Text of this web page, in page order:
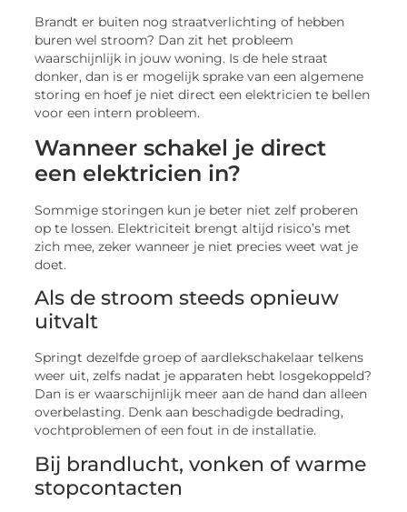
Brandt er buiten nog straatverlichting of hebben
buren wel stroom? Dan zit het probleem
waarschijnlijk in jouw woning. Is de hele straat
donker, dan is er mogelijk sprake van een algemene
storing en hoef je niet direct een elektricien te bellen
voor een intern probleem.
Wanneer schakel je direct
een elektricien in?
Sommige storingen kun je beter niet zelf proberen
op te lossen. Elektriciteit brengt altijd risico’s met
zich mee, zeker wanneer je niet precies weet wat je
doet.
Als de stroom steeds opnieuw
uitvalt
Springt dezelfde groep of aardlekschakelaar telkens
weer uit, zelfs nadat je apparaten hebt losgekoppeld?
Dan is er waarschijnlijk meer aan de hand dan alleen
overbelasting. Denk aan beschadigde bedrading,
vochtproblemen of een fout in de installatie.
Bij brandlucht, vonken of warme
stopcontacten